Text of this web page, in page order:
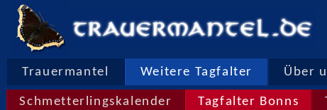
Trauermantel Weitere Tagfalter Über
Schmetterlingskalender Tagfalter Bonns